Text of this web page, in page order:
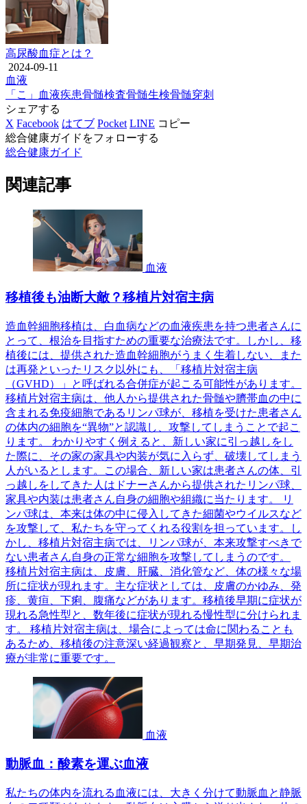
高尿酸血症とは？
2024-09-11
血液
「こ」
血液疾患骨髄検査骨髄生検骨髄穿刺
シェアする
X Facebook はてブ Pocket LINE コピー
総合健康ガイドをフォローする
総合健康ガイド
関連記事
血液
移植後も油断大敵？移植片対宿主病
造血幹細胞移植は、白血病などの血液疾患を持つ患者さんに
とって、根治を目指すための重要な治療法です。しかし、移
植後には、提供された造血幹細胞がうまく生着しない、また
は再発といったリスク以外にも、「移植片対宿主病
（GVHD）」と呼ばれる合併症が起こる可能性があります。
移植片対宿主病は、他人から提供された骨髄や臍帯血の中に
含まれる免疫細胞であるリンパ球が、移植を受けた患者さん
の体内の細胞を“異物”と認識し、攻撃してしまうことで起こ
ります。 わかりやすく例えると、新しい家に引っ越しをし
た際に、その家の家具や内装が気に入らず、破壊してしまう
人がいるとします。この場合、新しい家は患者さんの体、引
っ越しをしてきた人はドナーさんから提供されたリンパ球、
家具や内装は患者さん自身の細胞や組織に当たります。 リ
ンパ球は、本来は体の中に侵入してきた細菌やウイルスなど
を攻撃して、私たちを守ってくれる役割を担っています。し
かし、移植片対宿主病では、リンパ球が、本来攻撃すべきで
ない患者さん自身の正常な細胞を攻撃してしまうのです。
移植片対宿主病は、皮膚、肝臓、消化管など、体の様々な場
所に症状が現れます。主な症状としては、皮膚のかゆみ、発
疹、黄疸、下痢、腹痛などがあります。移植後早期に症状が
現れる急性型と、数年後に症状が現れる慢性型に分けられま
す。 移植片対宿主病は、場合によっては命に関わることも
あるため、移植後の注意深い経過観察と、早期発見、早期治
療が非常に重要です。
血液
動脈血：酸素を運ぶ血液
私たちの体内を流れる血液には、大きく分けて動脈血と静脈